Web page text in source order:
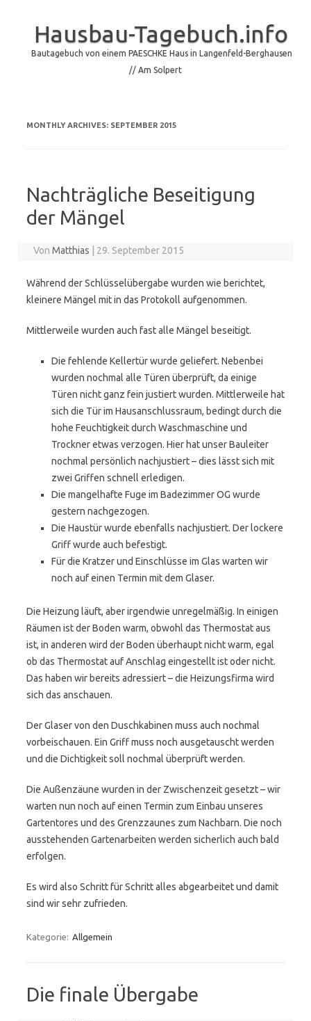
Hausbau-Tagebuch.info
Bautagebuch von einem PAESCHKE Haus in Langenfeld-Berghausen
// Am Solpert
MONTHLY ARCHIVES: SEPTEMBER 2015
Nachträgliche Beseitigung
der Mängel
VonMatthias 29. September 2015
Während der Schlüsselübergabe wurden wie berichtet,
kleinere Mängel mit in das Protokoll aufgenommen.
Mittlerweile wurden auch fast alle Mängel beseitigt.
Die fehlende Kellertür wurde geliefert. Nebenbei
wurden nochmal alle Türen überprüft, da einige
Türen nicht ganz fein justiert wurden. Mittlerweile hat
sich die Tür im Hausanschlussraum, bedingt durch die
hohe Feuchtigkeit durch Waschmaschine und
Trockner etwas verzogen. Hier hat unser Bauleiter
nochmal persönlich nachjustiert – dies lässt sich mit
zwei Griffen schnell erledigen.
Die mangelhafte Fuge im Badezimmer OG wurde
gestern nachgezogen.
Die Haustür wurde ebenfalls nachjustiert. Der lockere
Griff wurde auch befestigt.
Für die Kratzer und Einschlüsse im Glas warten wir
noch auf einen Termin mit dem Glaser.
Die Heizung läuft, aber irgendwie unregelmäßig. In einigen
Räumen ist der Boden warm, obwohl das Thermostat aus
ist, in anderen wird der Boden überhaupt nicht warm, egal
ob das Thermostat auf Anschlag eingestellt ist oder nicht.
Das haben wir bereits adressiert – die Heizungsfirma wird
sich das anschauen.
Der Glaser von den Duschkabinen muss auch nochmal
vorbeischauen. Ein Griff muss noch ausgetauscht werden
und die Dichtigkeit soll nochmal überprüft werden.
Die Außenzäune wurden in der Zwischenzeit gesetzt – wir
warten nun noch auf einen Termin zum Einbau unseres
Gartentores und des Grenzzaunes zum Nachbarn. Die noch
ausstehenden Gartenarbeiten werden sicherlich auch bald
erfolgen.
Es wird also Schritt für Schritt alles abgearbeitet und damit
sind wir sehr zufrieden.
Kategorie: Allgemein
Die finale Übergabe